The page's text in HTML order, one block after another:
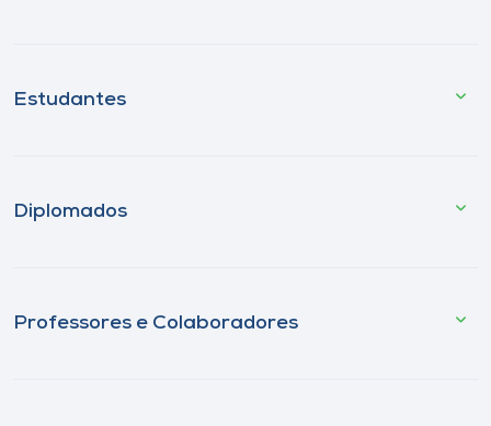
Estudantes
Diplomados
Professores e Colaboradores